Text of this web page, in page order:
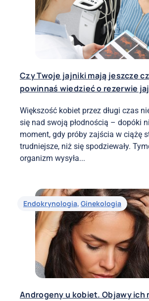
Czy Twoje jajniki mają jeszcze
powinnaś wiedzieć o rezerwie
Większość kobiet przez długi czas
się nad swoją płodnością – dopóki
moment, gdy próby zajścia w ciążę
trudniejsze, niż się spodziewały.
organizm wysyła...
Endokrynologia, Ginekologia
Androgeny u kobiet. Objawy ich